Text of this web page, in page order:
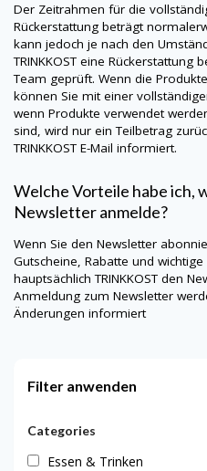
Der Zeitrahmen für die
Rückerstattung beträgt
kann jedoch je nach den
TRINKKOST eine Rückerstattung
Team geprüft. Wenn die
können Sie mit einer
wenn Produkte verwendet
sind, wird nur ein Teilbetrag
TRINKKOST E-Mail informiert.
Welche Vorteile habe ich,
Newsletter anmelde?
Wenn Sie den Newsletter
Gutscheine, Rabatte und
hauptsächlichTRINKKOST den
Anmeldung zum Newsletter
Änderungen informiert
Filter anwenden
Categories
Essen & Trinken